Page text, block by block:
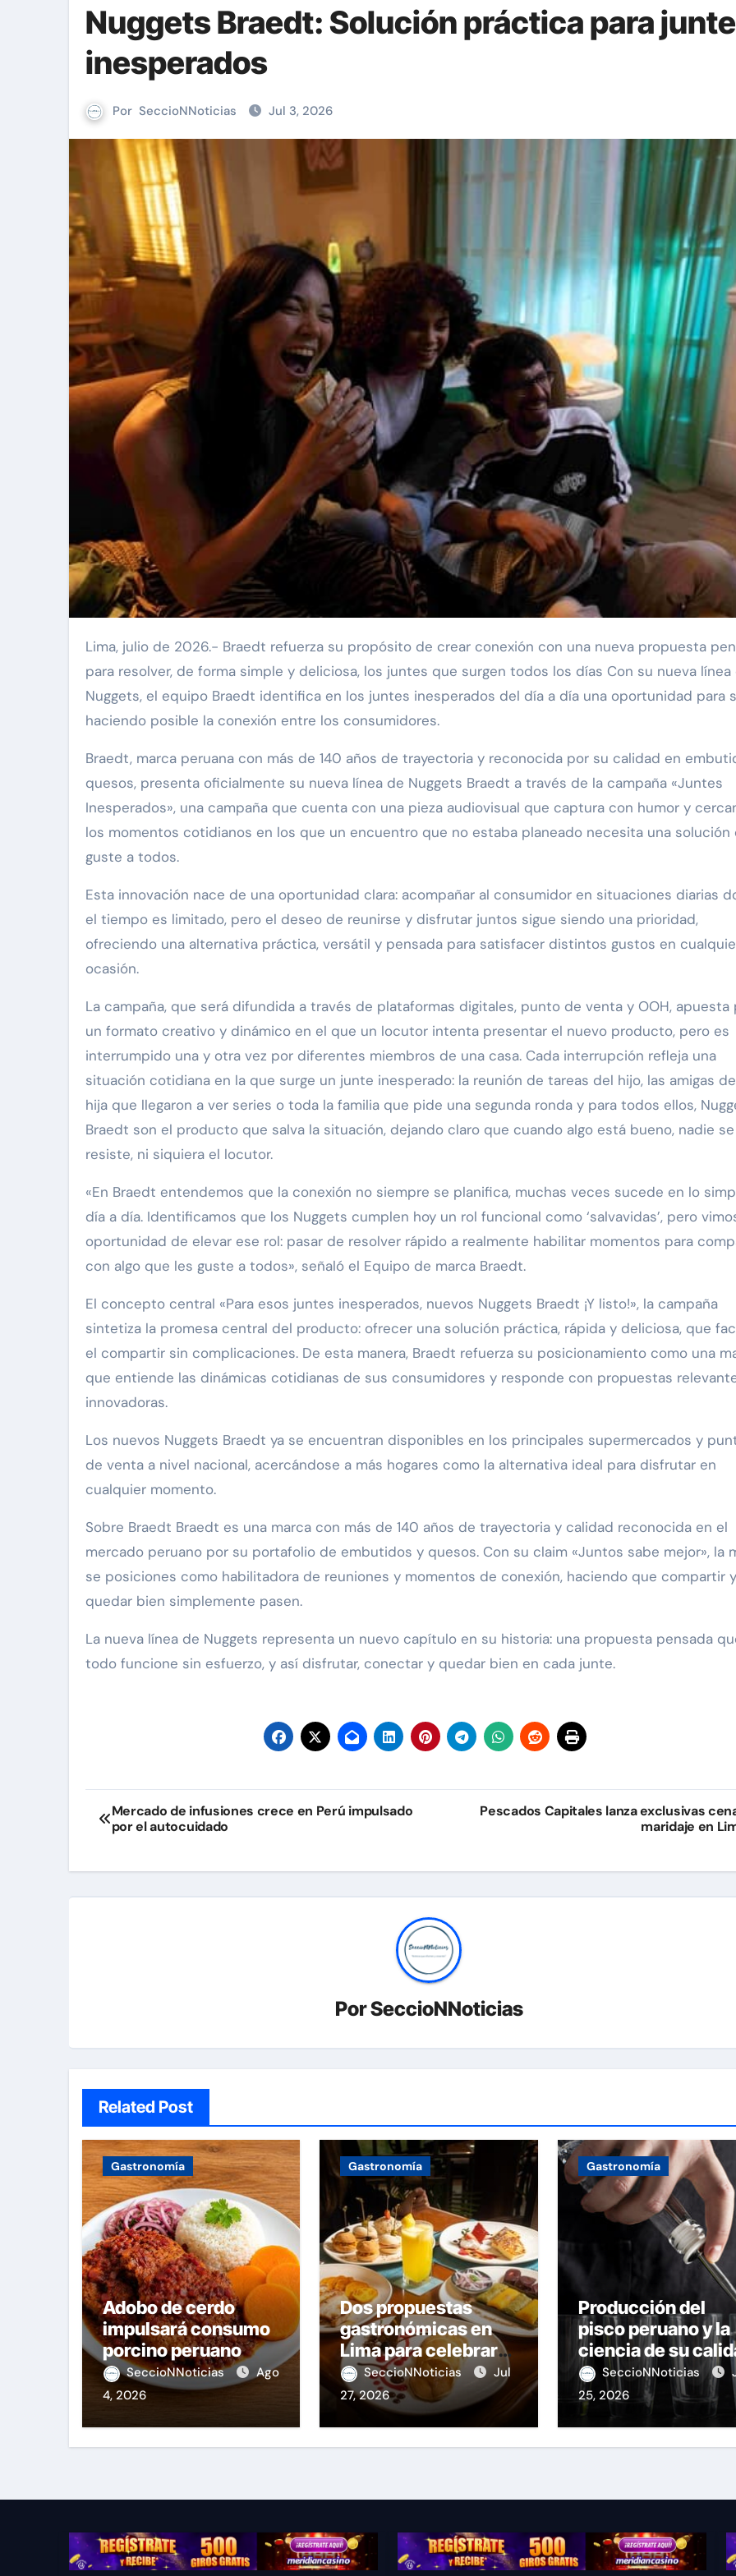
Nuggets Braedt: Solución práctica para
inesperados
Por SeccioNNoticias Jul 3, 2026
Lima, julio de 2026.- Braedt refuerza su propósito de crear conexión con una nueva propuesta pensada
para resolver, de forma simple y deliciosa, los juntes que surgen todos los días Con su nueva línea
Nuggets, el equipo Braedt identifica en los juntes inesperados del día a día una oportunidad para
haciendo posible la conexión entre los consumidores.
Braedt, marca peruana con más de 140 años de trayectoria y reconocida por su calidad en
quesos, presenta oficialmente su nueva línea de Nuggets Braedt a través de la campaña «Juntes
Inesperados», una campaña que cuenta con una pieza audiovisual que captura con humor y
los momentos cotidianos en los que un encuentro que no estaba planeado necesita una solución
guste a todos.
Esta innovación nace de una oportunidad clara: acompañar al consumidor en situaciones diarias
el tiempo es limitado, pero el deseo de reunirse y disfrutar juntos sigue siendo una prioridad,
ofreciendo una alternativa práctica, versátil y pensada para satisfacer distintos gustos en
ocasión.
La campaña, que será difundida a través de plataformas digitales, punto de venta y OOH, apuesta
un formato creativo y dinámico en el que un locutor intenta presentar el nuevo producto, pero es
interrumpido una y otra vez por diferentes miembros de una casa. Cada interrupción refleja una
situación cotidiana en la que surge un junte inesperado: la reunión de tareas del hijo, las amigas
hija que llegaron a ver series o toda la familia que pide una segunda ronda y para todos ellos,
Braedt son el producto que salva la situación, dejando claro que cuando algo está bueno, nadie se
resiste, ni siquiera el locutor.
«En Braedt entendemos que la conexión no siempre se planifica, muchas veces sucede en lo
día a día. Identificamos que los Nuggets cumplen hoy un rol funcional como ‘salvavidas’, pero
oportunidad de elevar ese rol: pasar de resolver rápido a realmente habilitar momentos para
con algo que les guste a todos», señaló el Equipo de marca Braedt.
El concepto central «Para esos juntes inesperados, nuevos Nuggets Braedt ¡Y listo!», la campaña
sintetiza la promesa central del producto: ofrecer una solución práctica, rápida y deliciosa, que
el compartir sin complicaciones. De esta manera, Braedt refuerza su posicionamiento como una
que entiende las dinámicas cotidianas de sus consumidores y responde con propuestas
innovadoras.
Los nuevos Nuggets Braedt ya se encuentran disponibles en los principales supermercados y
de venta a nivel nacional, acercándose a más hogares como la alternativa ideal para disfrutar en
cualquier momento.
Sobre Braedt Braedt es una marca con más de 140 años de trayectoria y calidad reconocida en el
mercado peruano por su portafolio de embutidos y quesos. Con su claim «Juntos sabe mejor», la
se posiciones como habilitadora de reuniones y momentos de conexión, haciendo que compartir y
quedar bien simplemente pasen.
La nueva línea de Nuggets representa un nuevo capítulo en su historia: una propuesta pensada
todo funcione sin esfuerzo, y así disfrutar, conectar y quedar bien en cada junte.
Navegación
de
entradas
Mercado de infusiones crece en Perú impulsado
por el autocuidado
Pescados Capitales lanza exclusivas
maridaje en
PorSeccioNNoticias
Related Post
Gastronomía
Adobo de cerdo
impulsará consumo
porcino peruano
SeccioNNoticias
Ago
4, 2026
Gastronomía
Dos propuestas
gastronómicas en
Lima para celebrar
Fiestas Patrias
SeccioNNoticias
Jul
27, 2026
Gastronomía
Producción del
pisco peruano y la
ciencia de su
SeccioNNoticias
25, 2026